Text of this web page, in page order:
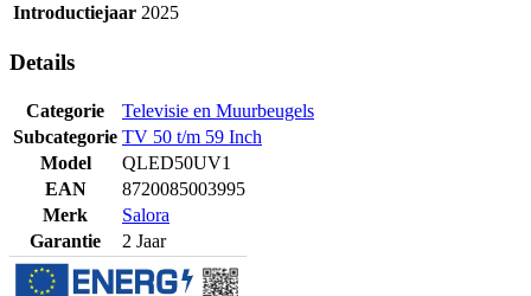
Introductiejaar 2025
Details
Categorie
Televisie en Muurbeugels
Subcategorie TV 50 t/m 59 Inch
Model
QLED50UV1
EAN
8720085003995
Merk
Salora
Garantie
2 Jaar